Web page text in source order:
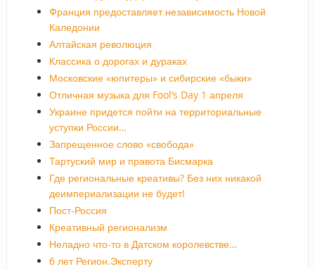
Франция предоставляет независимость Новой
Каледонии
Алтайская революция
Классика о дорогах и дураках
Московские «юпитеры» и сибирские «быки»
Отличная музыка для Fool’s Day 1 апреля
Украине придется пойти на территориальные
уступки России…
Запрещенное слово «свобода»
Тартуский мир и правота Бисмарка
Где региональные креативы? Без них никакой
деимпериализации не будет!
Пост-Россия
Креативный регионализм
Неладно что-то в Датском королевстве…
6 лет Регион.Эксперту